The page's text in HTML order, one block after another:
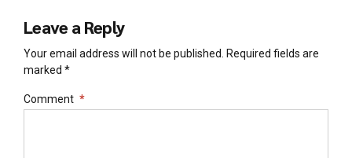
Leave a Reply
Your email address will not be published. Required fields are
marked *
Comment *